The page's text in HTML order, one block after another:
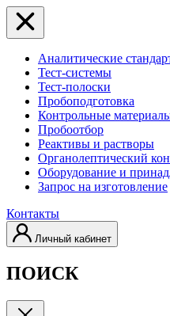
Аналитические
Тест-системы
Тест-полоски
Пробоподготовка
Контрольные
Пробоотбор
Реактивы и растворы
Органолептический
Оборудование и
Запрос на изготовление
Контакты
Личный кабинет
ПОИСК